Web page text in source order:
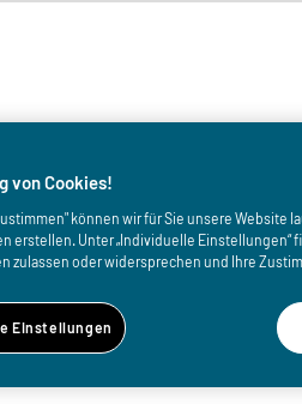
von Cookies!
können wir für Sie unsere Website
erstellen. Unter „Individuelle
zulassen oder widersprechen und Ihre
Einstellungen